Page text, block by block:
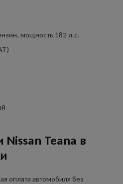
мощность 182 л.с.
Teana в
оплата автомобиля без